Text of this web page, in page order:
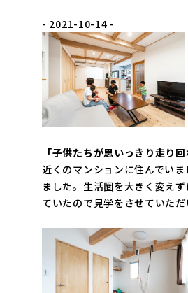
- 2021-10-14 -
「子供たちが思いっきり走り
近くのマンションに住んでい
ました。生活圏を大きく変え
ていたので見学をさせていた